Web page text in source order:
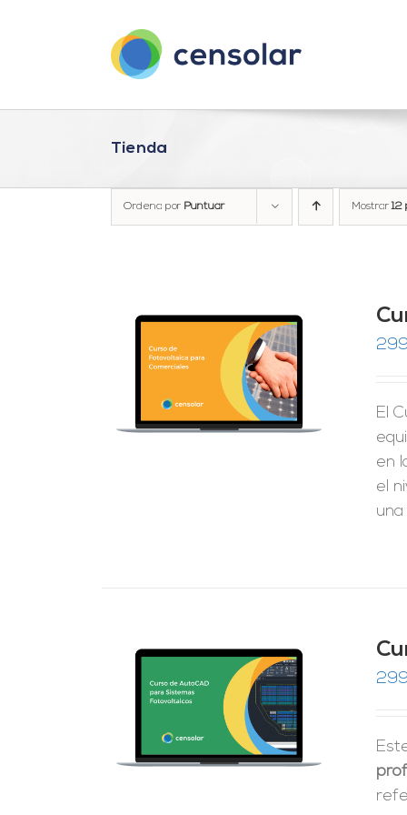
Tienda
Ordena por Puntuar Mostrar12
El
en
el